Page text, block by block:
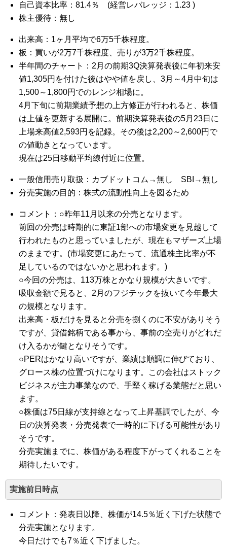
自己資本比率：81.4％ (経営レバレッジ：1.23 )
株主優待：無し
出来高：1ヶ月平均で6万5千株程度。
板：買いが2万7千株程度、売りが3万2千株程度。
半年間のチャート：2月の前期3Q決算発表後に年初来安
値1,305円を付けた後はやや値を戻し、3月～4月中旬は
1,500～1,800円でのレンジ相場に。
4月下旬に前期業績予想の上方修正が行われると、株価
は上値を更新する展開に。前期決算発表後の5月23日に
上場来高値2,593円を記録。その後は2,200～2,600円で
の値動きとなっています。
現在は25日移動平均線付近に位置。
一般信用売り取扱：カブドットコム→無し SBI→無し
分売実施の目的：株式の流動性向上を図るため
コメント：○昨年11月以来の分売となります。
前回の分売は時期的に東証1部への市場変更を見越して
行われたものと思っていましたが、現在もマザーズ上場
のままです。(市場変更にあたって、流通株主比率が不
足しているのではないかと思われます。)
○今回の分売は、113万株とかなり規模が大きいです。
吸収金額で見ると、2月のフジテックを抜いて今年最大
の規模となります。
出来高・板だけを見ると分売を捌くのに不安がありそう
ですが、貸借銘柄である事から、事前の空売りがどれだ
け入るかが鍵となりそうです。
○PERはかなり高いですが、業績は順調に伸びており、
グロース株の位置づけになります。この会社はストック
ビジネスが主力事業なので、手堅く稼げる業態だと思い
ます。
○株価は75日線が支持線となって上昇基調でしたが、今
日の決算発表・分売発表で一時的に下げる可能性があり
そうです。
分売実施までに、株価がある程度下がってくれることを
期待したいです。
実施前日時点
コメント：発表日以降、株価が14.5％近く下げた状態で
分売実施となります。
今日だけでも7％近く下げました。